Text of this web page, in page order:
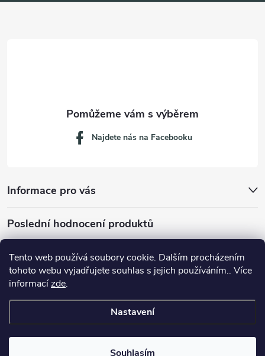
Tento web používá soubory cookie. Dalším procházením
tohoto webu vyjadřujete souhlas s jejich používáním.. Více
informacízde.
Nastavení
Souhlasím
Informace pro vás
Najdete nás na Facebooku
Poslední hodnocení produktů
Dávkovací lžička na mletou kávu 53132C8134
Copyright 2026JM servis. Všechna práva vyhrazena.